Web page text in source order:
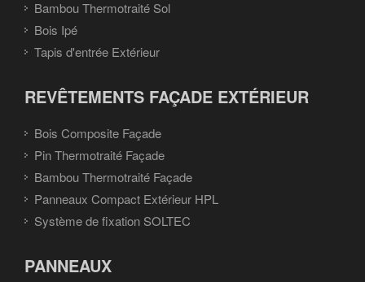
Bambou Thermotraité Sol
Bois Ipé
Tapis d'entrée Extérieur
REVÊTEMENTS FAÇADE EXTÉRIEUR
Bois Composite Façade
Pin Thermotraité Façade
Bambou Thermotraité Façade
Panneaux Compact Extérieur HPL
Système de fixation SOLTEC
PANNEAUX